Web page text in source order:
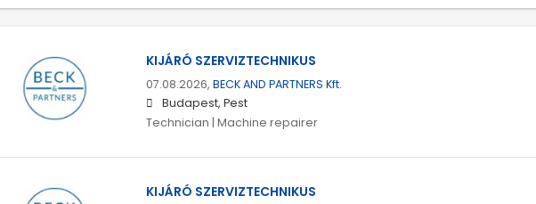
KIJÁRÓ SZERVIZTECHNIKUS
07.08.2026, BECK AND PARTNERS Kft.
Budapest, Pest
Technician | Machine repairer
KIJÁRÓ SZERVIZTECHNIKUS